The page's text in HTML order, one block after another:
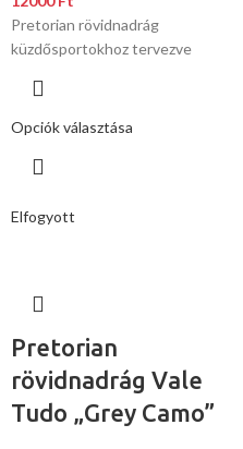
Pretorian rövidnadrág
küzdősportokhoz tervezve
Opciók választása
Elfogyott
Pretorian
rövidnadrág Vale
Tudo „Grey Camo”